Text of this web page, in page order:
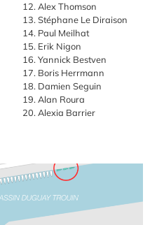
Alex Thomson
Stéphane Le Diraison
Paul Meilhat
Erik Nigon
Yannick Bestven
Boris Herrmann
Damien Seguin
Alan Roura
Alexia Barrier